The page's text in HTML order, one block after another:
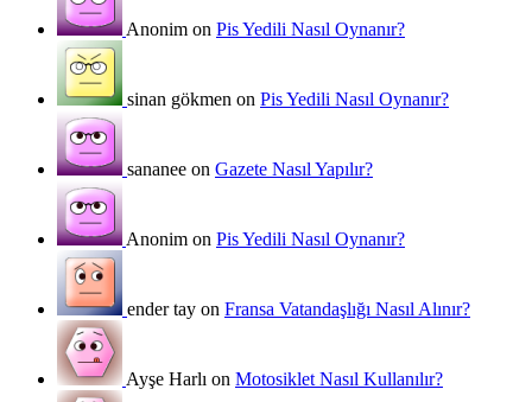
Anonim on Pis Yedili Nasıl Oynanır?
sinan gökmen on Pis Yedili Nasıl Oynanır?
sananee on Gazete Nasıl Yapılır?
Anonim on Pis Yedili Nasıl Oynanır?
ender tay on Fransa Vatandaşlığı Nasıl Alınır?
Ayşe Harlı on Motosiklet Nasıl Kullanılır?